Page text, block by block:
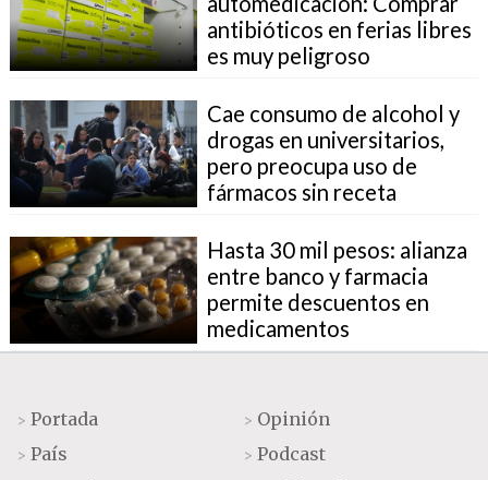
antibióticos en ferias libres
es muy peligroso
Cae consumo de alcohol y
drogas en universitarios,
pero preocupa uso de
fármacos sin receta
Hasta 30 mil pesos: alianza
entre banco y farmacia
permite descuentos en
medicamentos
> Portada
> País
> Opinión
> Podcast